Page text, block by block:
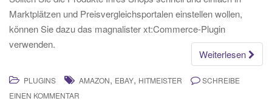
Marktplätzen und Preisvergleichsportalen einstellen wollen,
können Sie dazu das magnalister xt:Commerce-Plugin
verwenden.
Weiterlesen
PLUGINS AMAZON, EBAY, HITMEISTER
SCHREIBE
EINEN KOMMENTAR